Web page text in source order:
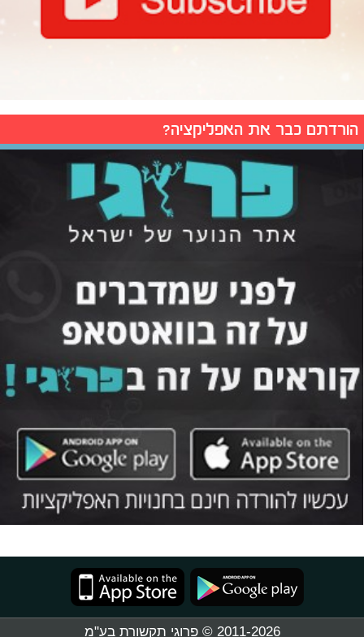
הורדתם כבר את האפליקציה?
2011-2026 © פרוגי תקשורת בע"מ